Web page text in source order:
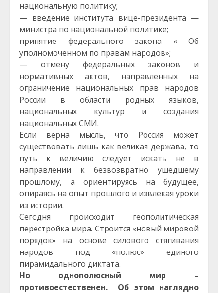
национальную политику;
— введение института вице-президента —
министра по национальной политике;
принятие федерального закона « Об
уполномоченном по правам народов»;
— отмену федеральных законов и
нормативных актов, направленных на
ограничение национальных прав народов
России в области родных языков,
национальных культур и создания
национальных СМИ.
Если верна мысль, что Россия может
существовать лишь как великая держава, то
путь к величию следует искать не в
направлении к безвозвратно ушедшему
прошлому, а ориентируясь на будущее,
опираясь на опыт прошлого и извлекая уроки
из истории.
Сегодня происходит геополитическая
перестройка мира. Строится «новый мировой
порядок» на основе силового стягивания
народов под «полюс» единого
пирамидального диктата.
Но однополюсный мир –
противоестественен. Об этом наглядно